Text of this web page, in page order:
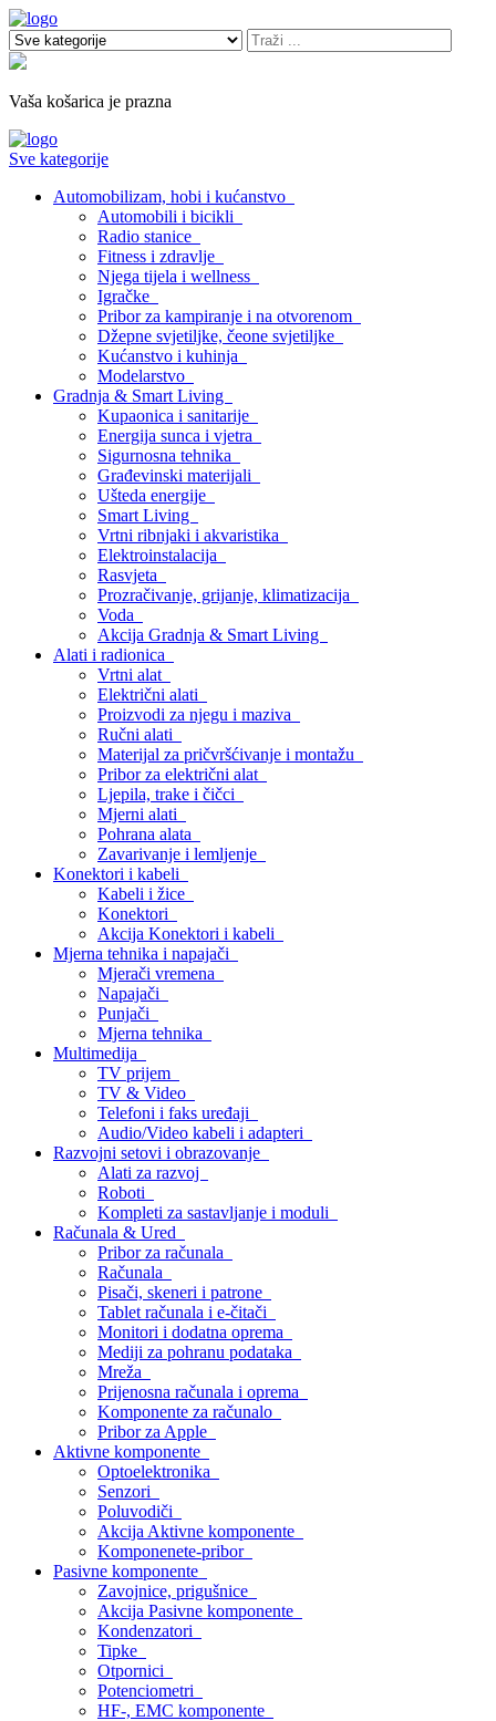
Vaša košarica je prazna
Sve kategorije
Automobilizam, hobi i kućanstvo
Automobili i bicikli
Radio stanice
Fitness i zdravlje
Njega tijela i wellness
Igračke
Pribor za kampiranje i na otvorenom
Džepne svjetiljke, čeone svjetiljke
Kućanstvo i kuhinja
Modelarstvo
Gradnja & Smart Living
Kupaonica i sanitarije
Energija sunca i vjetra
Sigurnosna tehnika
Građevinski materijali
Ušteda energije
Smart Living
Vrtni ribnjaki i akvaristika
Elektroinstalacija
Rasvjeta
Prozračivanje, grijanje, klimatizacija
Voda
Akcija Gradnja & Smart Living
Alati i radionica
Vrtni alat
Električni alati
Proizvodi za njegu i maziva
Ručni alati
Materijal za pričvršćivanje i montažu
Pribor za električni alat
Ljepila, trake i čičci
Mjerni alati
Pohrana alata
Zavarivanje i lemljenje
Konektori i kabeli
Kabeli i žice
Konektori
Akcija Konektori i kabeli
Mjerna tehnika i napajači
Mjerači vremena
Napajači
Punjači
Mjerna tehnika
Multimedija
TV prijem
TV & Video
Telefoni i faks uređaji
Audio/Video kabeli i adapteri
Razvojni setovi i obrazovanje
Alati za razvoj
Roboti
Kompleti za sastavljanje i moduli
Računala & Ured
Pribor za računala
Računala
Pisači, skeneri i patrone
Tablet računala i e-čitači
Monitori i dodatna oprema
Mediji za pohranu podataka
Mreža
Prijenosna računala i oprema
Komponente za računalo
Pribor za Apple
Aktivne komponente
Optoelektronika
Senzori
Poluvodiči
Akcija Aktivne komponente
Komponenete-pribor
Pasivne komponente
Zavojnice, prigušnice
Akcija Pasivne komponente
Kondenzatori
Tipke
Otpornici
Potenciometri
HF-, EMC komponente